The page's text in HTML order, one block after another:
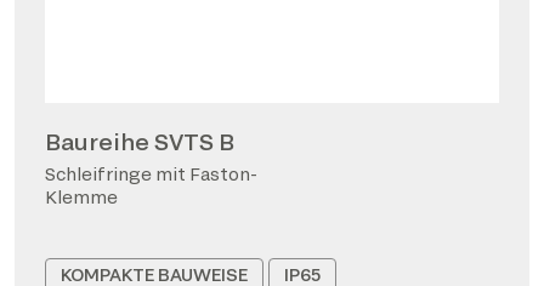
Baureihe SVTS B
Schleifringe mit Faston-
Klemme
KOMPAKTE BAUWEISE IP65